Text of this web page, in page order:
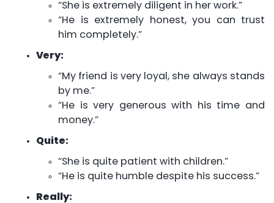
“She is extremely diligent in her work.”
“He is extremely honest, you can trust
him completely.”
Very:
“My friend is very loyal, she always stands
by me.”
“He is very generous with his time and
money.”
Quite:
“She is quite patient with children.”
“He is quite humble despite his success.”
Really: